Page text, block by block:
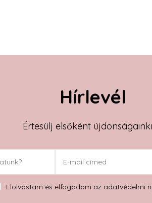
Hírlevél
Értesülj elsőként
Elolvastam és elfogadom az adatvédelmi